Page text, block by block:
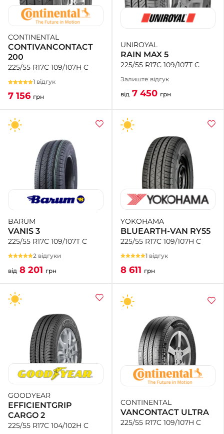
CONTINENTAL
CONTIVANCONTACT
200
225/55 R17C 109/107H C
1 відгук
7 156 грн
UNIROYAL
RAIN MAX 5
225/55 R17C 109/107T C
Залиште відгук
від 7 450 грн
BARUM
VANIS 3
225/55 R17C 109/107T C
2 відгуки
від 8 201 грн
YOKOHAMA
BLUEARTH-VAN RY55
225/55 R17C 109/107H C
1 відгук
8 611 грн
GOODYEAR
EFFICIENTGRIP
CARGO 2
225/55 R17C 104/102H C
CONTINENTAL
VANCONTACT ULTRA
225/55 R17C 109/107H C